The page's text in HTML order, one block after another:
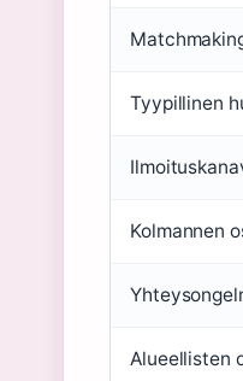
Tyypillinen
Kolmannen
Alueellisten